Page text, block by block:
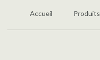
Accueil Produits